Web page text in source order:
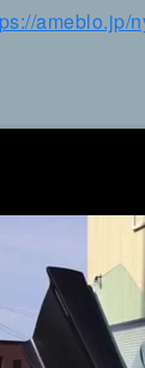
ameblo.jp/